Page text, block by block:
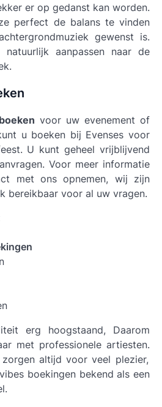
er op gedanst kan worden.
perfect de balans te vinden
gewenst is.
aanpassen naar de
voor uw evenement of
u boeken bij Evenses voor
U kunt geheel vrijblijvend
Voor meer informatie
met ons opnemen, wij zijn
bereikbaar voor al uw vragen.
erg hoogstaand, Daarom
met professionele artiesten.
zorgen altijd voor veel plezier,
boekingen bekend als een